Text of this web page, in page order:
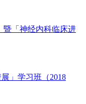
暨「神经内科临床进
」学习班（2018